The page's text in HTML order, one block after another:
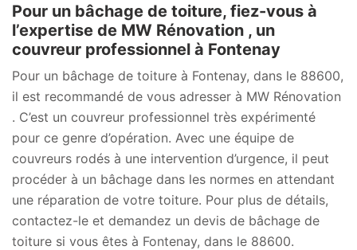
Pour un bâchage de toiture, fiez-vous à
l’expertise de MW Rénovation , un
couvreur professionnel à Fontenay
Pour un bâchage de toiture à Fontenay, dans le 88600,
il est recommandé de vous adresser à MW Rénovation
. C’est un couvreur professionnel très expérimenté
pour ce genre d’opération. Avec une équipe de
couvreurs rodés à une intervention d’urgence, il peut
procéder à un bâchage dans les normes en attendant
une réparation de votre toiture. Pour plus de détails,
contactez-le et demandez un devis de bâchage de
toiture si vous êtes à Fontenay, dans le 88600.